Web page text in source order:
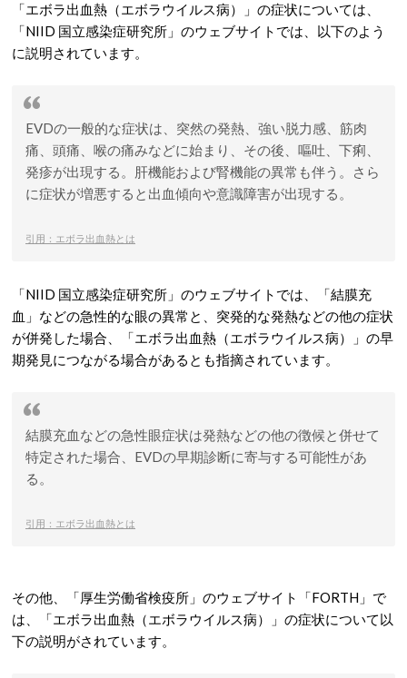
「エボラ出血熱（エボラウイルス病）」の症状については、
「NIID 国立感染症研究所」のウェブサイトでは、以下のよう
に説明されています。
EVDの一般的な症状は、突然の発熱、強い脱力感、筋肉
痛、頭痛、喉の痛みなどに始まり、その後、嘔吐、下痢、
発疹が出現する。肝機能および腎機能の異常も伴う。さら
に症状が増悪すると出血傾向や意識障害が出現する。
引用：エボラ出血熱とは
「NIID 国立感染症研究所」のウェブサイトでは、「結膜充
血」などの急性的な眼の異常と、突発的な発熱などの他の症状
が併発した場合、「エボラ出血熱（エボラウイルス病）」の早
期発見につながる場合があるとも指摘されています。
結膜充血などの急性眼症状は発熱などの他の徴候と併せて
特定された場合、EVDの早期診断に寄与する可能性があ
る。
引用：エボラ出血熱とは
その他、「厚生労働省検疫所」のウェブサイト「FORTH」で
は、「エボラ出血熱（エボラウイルス病）」の症状について以
下の説明がされています。